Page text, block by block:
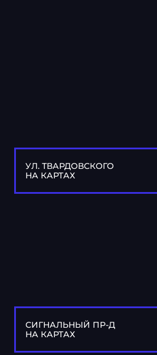
УЛ. ТВАРДОВСКОГО
НА КАРТАХ
СИГНАЛЬНЫЙ ПР-Д
НА КАРТАХ